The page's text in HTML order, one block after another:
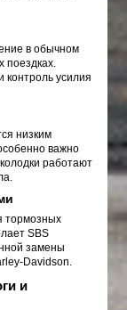
в обычном
поездках.
контроль усилия
низким
важно
работают
тормозных
SBS
замены
Davidson.
и